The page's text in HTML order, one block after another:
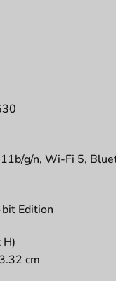
g/n, Wi-Fi 5,
Edition
H)
cm